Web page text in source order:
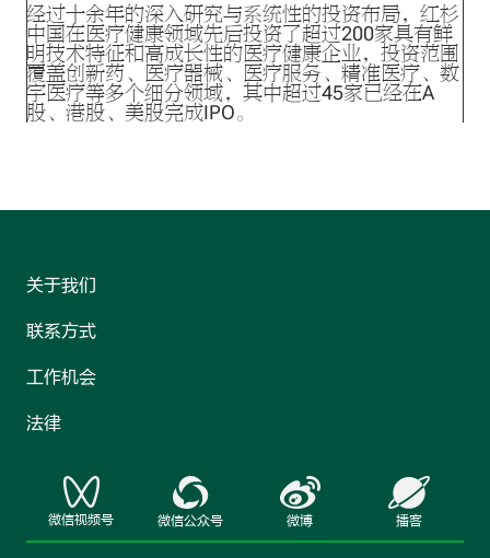
经过十余年的深入研究与系统性的投资布局，红杉
中国在医疗健康领域先后投资了超过200家具有鲜
明技术特征和高成长性的医疗健康企业，投资范围
覆盖创新药、医疗器械、医疗服务、精准医疗、数
字医疗等多个细分领域，其中超过45家已经在A
股、港股、美股完成IPO。
关于我们
联系方式
工作机会
法律
微信视频号 微信公众号 微博 播客